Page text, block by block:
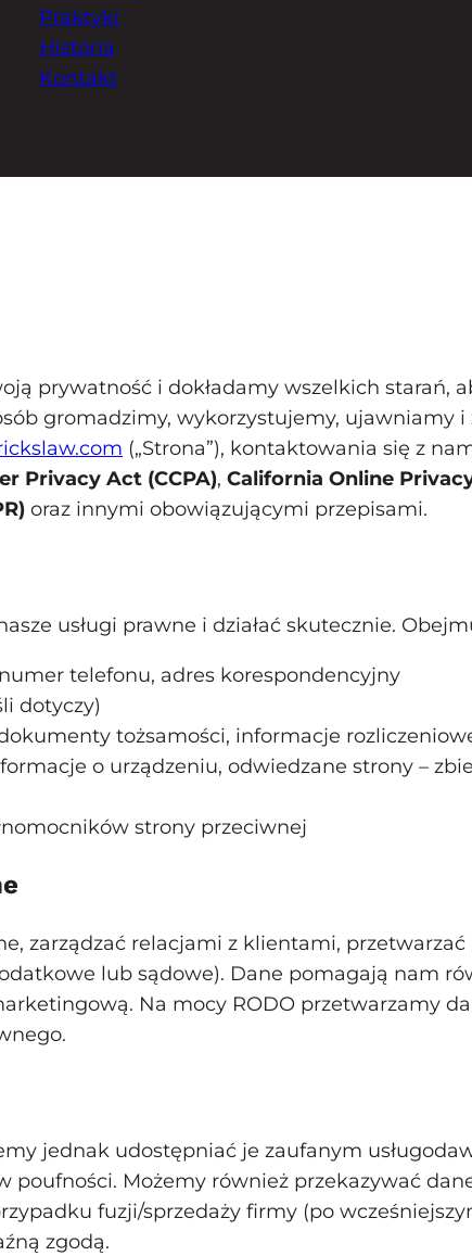
Praktyki
Historia
Kontakt
prywatność i dokładamy wszelkich starań,
gromadzimy, wykorzystujemy, ujawniamy
(„Strona”), kontaktowania się z
Privacy Act (CCPA), California Online
oraz innymi obowiązującymi przepisami.
usługi prawne i działać skutecznie.
telefonu, adres korespondencyjny
dotyczy)
tożsamości, informacje
o urządzeniu, odwiedzane strony –
strony przeciwnej
zarządzać relacjami z klientami,
lub sądowe). Dane pomagają nam
Na mocy RODO przetwarzamy
jednak udostępniać je zaufanym
poufności. Możemy również przekazywać
fuzji/sprzedaży firmy (po
zgodą.